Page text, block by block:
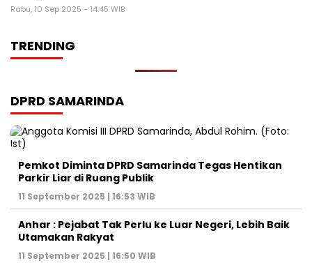
Rabu, 10 Sep 2025 - 14:45 WIB
TRENDING
DPRD SAMARINDA
Pemkot Diminta DPRD Samarinda Tegas Hentikan
Parkir Liar di Ruang Publik
11 September 2025 | 16:53 WIB
Anhar : Pejabat Tak Perlu ke Luar Negeri, Lebih Baik
Utamakan Rakyat
11 September 2025 | 16:50 WIB